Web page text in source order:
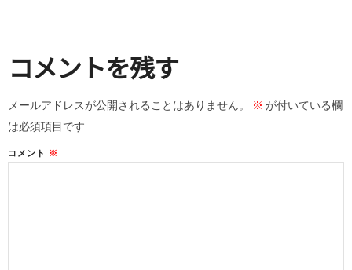
コメントを残す
メールアドレスが公開されることはありません。 ※ が付いている欄
は必須項目です
コメント ※